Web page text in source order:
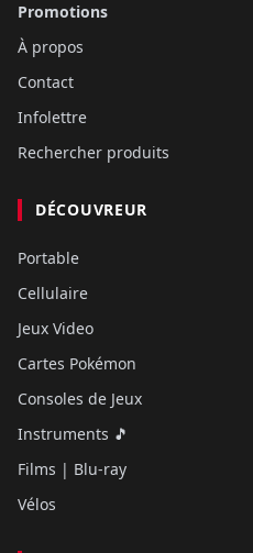
Promotions
À propos
Contact
Infolettre
Rechercher produits
DÉCOUVREUR
Portable
Cellulaire
Jeux Video
Cartes Pokémon
Consoles de Jeux
Instruments 🎵
Films | Blu-ray
Vélos